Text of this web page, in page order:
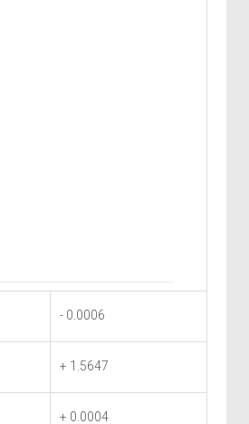
- 0.0006
+ 1.5647
+ 0.0004